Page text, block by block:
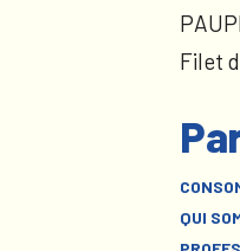
Filet
QUI